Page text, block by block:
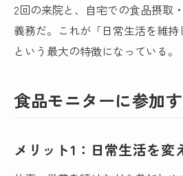
2回の来院と、自宅での食品摂取
義務だ。これが「日常生活を維持
という最大の特徴になっている。
食品モニターに参加
メリット1：日常生活を変